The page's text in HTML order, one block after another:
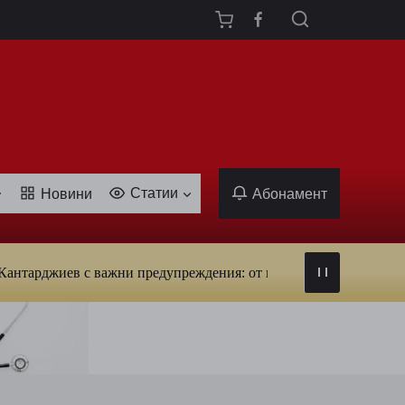
Новини Статии Абонамент
с важни предупреждения: от вируси и ухапвания от комари